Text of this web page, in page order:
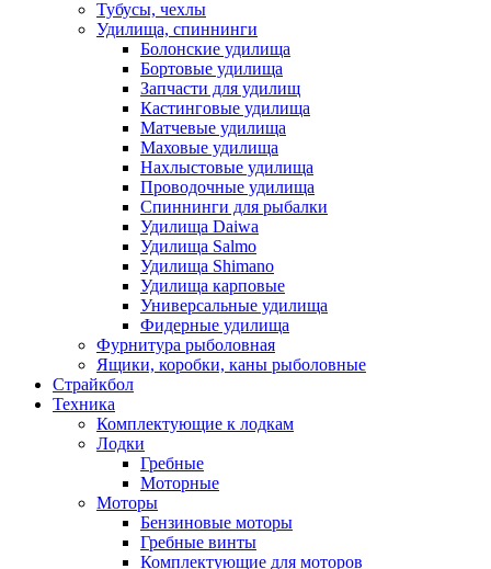
Тубусы, чехлы
Удилища, спиннинги
Болонские удилища
Бортовые удилища
Запчасти для удилищ
Кастинговые удилища
Матчевые удилища
Маховые удилища
Нахлыстовые удилища
Проводочные удилища
Спиннинги для рыбалки
Удилища Daiwa
Удилища Salmo
Удилища Shimano
Удилища карповые
Универсальные удилища
Фидерные удилища
Фурнитура рыболовная
Ящики, коробки, каны рыболовные
Страйкбол
Техника
Комплектующие к лодкам
Лодки
Гребные
Моторные
Моторы
Бензиновые моторы
Гребные винты
Комплектующие для моторов